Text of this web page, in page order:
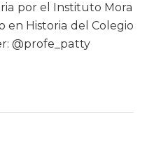
por el Instituto Mora
en Historia del Colegio
@profe_patty